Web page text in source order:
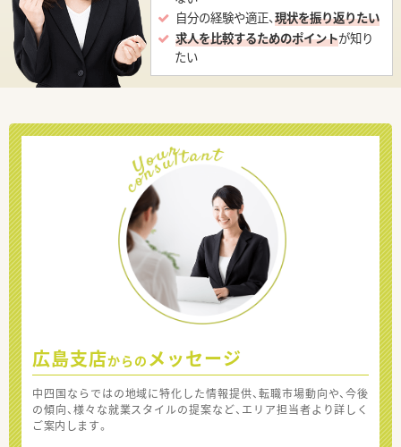
自分の経験や適正、現状を振り返りたい
求人を比較するためのポイントが知り
たい
広島支店からの メッセージ
中四国ならではの地域に特化した情報提供、転職市場動向や、今後
の傾向、様々な就業スタイルの提案など、エリア担当者より詳しく
ご案内します。